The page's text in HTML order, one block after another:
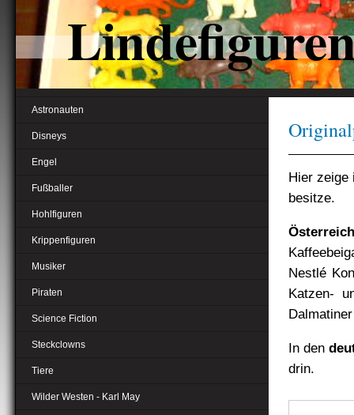
Astronauten
Disneys
Engel
Fußballer
Hohlfiguren
Krippenfiguren
Musiker
Piraten
Science Fiction
Steckclowns
Tiere
Wilder Westen - Karl May
Hier
besitze.
Nestlé
Katzen-
In den
drin.